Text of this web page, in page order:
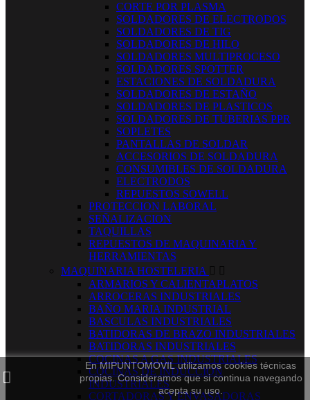
En MIPUNTOMOVIL utilizamos cookies técnicas
propias. Consideramos que si continua navegando
acepta su uso.
CORTE POR PLASMA
SOLDADORES DE ELECTRODOS
SOLDADORES DE TIG
SOLDADORES DE HILO
SOLDADORES MULTIPROCESO
SOLDADORES SPOTTER
ESTACIONES DE SOLDADURA
SOLDADORES DE ESTAÑO
SOLDADORES DE PLASTICOS
SOLDADORES DE TUBERIAS PPR
SOPLETES
PANTALLAS DE SOLDAR
ACCESORIOS DE SOLDADURA
CONSUMIBLES DE SOLDADURA
ELECTRODOS
REPUESTOS SOWELL
PROTECCION LABORAL
SEÑALIZACION
TAQUILLAS
REPUESTOS DE MAQUINARIA Y
HERRAMIENTAS
MAQUINARIA HOSTELERIA  
ARMARIOS Y CALIENTAPLATOS
ARROCERAS INDUSTRIALES
BAÑO MARIA INDUSTRIAL
BASCULAS INDUSTRIALES
BATIDORAS DE BRAZO INDUSTRIALES
BATIDORAS INDUSTRIALES
COCINAS A GAS INDUSTRIALES
COCINAS DE INDUCCION
INDUSTRIALES
CORTADORAS Y ENVASADORAS